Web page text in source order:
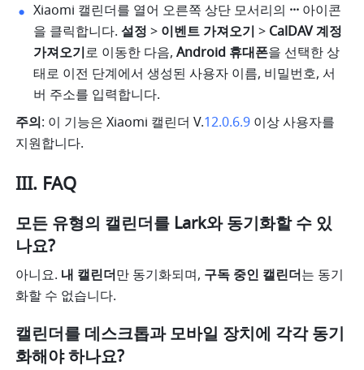
Xiaomi 캘린더를 열어 오른쪽 상단 모서리의 ··· 아이콘
을 클릭합니다. 설정 > 이벤트 가져오기 > CalDAV 계정
가져오기로 이동한 다음, Android 휴대폰을 선택한 상
태로 이전 단계에서 생성된 사용자 이름, 비밀번호, 서
버 주소를 입력합니다.
주의: 이 기능은 Xiaomi 캘린더 V.12.0.6.9 이상 사용자를
지원합니다.
III. FAQ
모든 유형의 캘린더를 Lark와 동기화할 수 있
나요?
아니요. 내 캘린더만 동기화되며, 구독 중인 캘린더는 동기
화할 수 없습니다.
캘린더를 데스크톱과 모바일 장치에 각각 동기
화해야 하나요?